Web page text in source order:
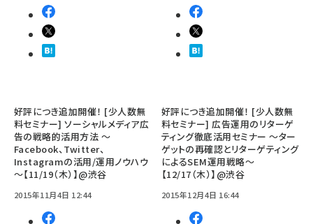
好評につき追加開催！ [少人数無
料セミナー] ソーシャルメディア広
告の戦略的活用方法 ～
Facebook、Twitter、
Instagramの活用/運用ノウハウ
～【11/19（木）】@渋谷
2015年11月4日 12:44
好評につき追加開催！ [少人数無
料セミナー] 広告運用のリターゲ
ティング徹底活用セミナー ～ター
ゲットの再確認とリターゲティング
によるSEM運用戦略～
【12/17（木）】@渋谷
2015年12月4日 16:44